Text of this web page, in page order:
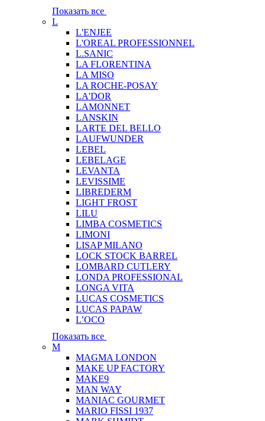
Показать все
L
L'ENJEE
L'OREAL PROFESSIONNEL
L.SANIC
LA FLORENTINA
LA MISO
LA ROCHE-POSAY
LA'DOR
LAMONNET
LANSKIN
LARTE DEL BELLO
LAUFWUNDER
LEBEL
LEBELAGE
LEVANTA
LEVISSIME
LIBREDERM
LIGHT FROST
LILU
LIMBA COSMETICS
LIMONI
LISAP MILANO
LOCK STOCK BARREL
LOMBARD CUTLERY
LONDA PROFESSIONAL
LONGA VITA
LUCAS COSMETICS
LUCAS PAPAW
L’OCO
Показать все
M
MAGMA LONDON
MAKE UP FACTORY
MAKE9
MAN WAY
MANIAC GOURMET
MARIO FISSI 1937